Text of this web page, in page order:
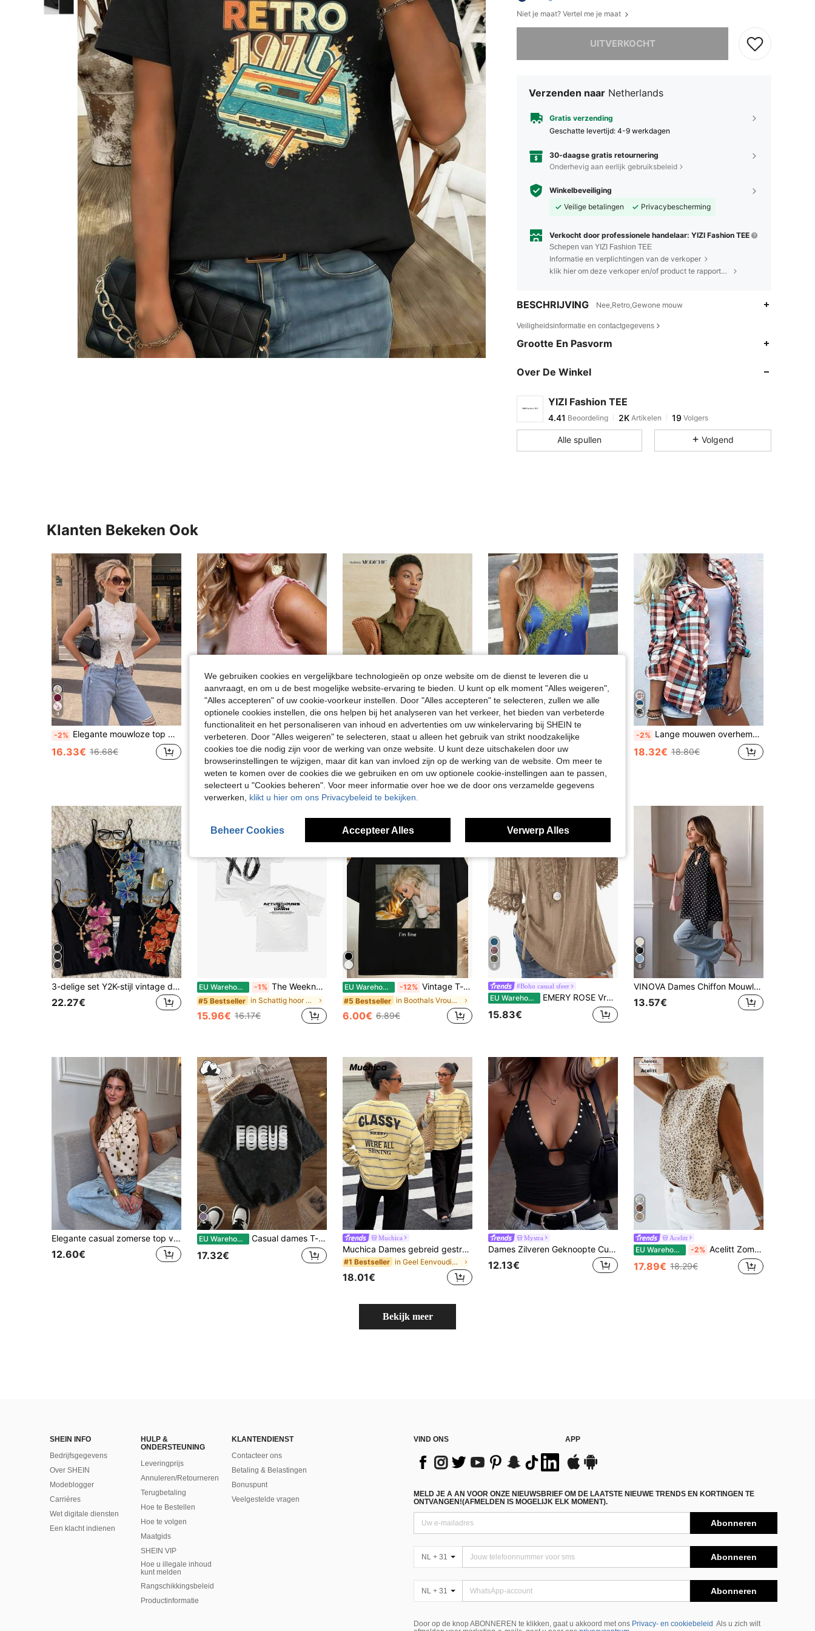
Niet je maat? Vertel me je maat
UITVERKOCHT
Sorry, dit product is uitverkocht.
Verzenden naar Netherlands
Gratis verzending
Geschatte levertijd: 4-9 werkdagen
30-daagse gratis retournering
Onderhevig aan eerlijk gebruiksbeleid
Winkelbeveiliging
Veilige betalingen
Privacybescherming
Verkocht door professionele handelaar: YIZI Fashion TEE
Schepen van YIZI Fashion TEE
Informatie en verplichtingen van de verkoper
klik hier om deze verkoper en/of product te rapporteren.
BESCHRIJVING Nee,Retro,Gewone mouw
Veiligheidsinformatie en contactgegevens
Grootte En Pasvorm
Over De Winkel
YIZI Fashion TEE
4.41
Beoordeling
e***egevolgd1 dag geleden
4.41 2K
19
4.41
Alle spullen Volgend
Klanten Bekeken Ook
4
-2% Elegante mouwloze top met knoopjes en boho-kant in effen kleur, opengewerkt, sexy cropped top met opengewerkt, semi-transparante details, Chinese cheongsam-kraag met knoopjes, casual cropped model met getailleerde snit, top voor bruiloften/uitgaan, witte zomertop
16.33€ 16.68€
15
Casual sexy mouwloze ronde hals gebreide top met pailletten voor dames, 2026 nieuwe mode elegante top
22 over
8.58€
11
#Vintage olijfgroen
EU Warehouse Aveloria Modichic Olijfgroen 3/4-mouw casual overhemd, relaxte pasvorm, klassieke kraag, comfortabel om te dragen
#1 Bestseller
in Doorzichtig Dagelijkse shirts
(1000+)
#1 Bestseller
in Doorzichtig Dagelijkse shirts
#1 Bestseller
in Doorzichtig Dagelijkse shirts
#1 Bestseller
in Doorzichtig Dagelijkse shirts
(1000+)
23.75€
11
11.87€
-2% Lange mouwen overhemd met ruitprint, omgeslagen kraag, knoopsluiting en voorzak, casual roze lente
18.32€ 18.80€
3-delige set Y2K-stijl vintage dames camisole met bloemenborduursel en pailletten, mouwloos, elegant voor uitjes, feestjes en zomerse vakanties.
22.27€
EU Warehouse -1% The Weekndd After Hours Til Dawn Tour Oversized Wit Unisex T-shirt, Dubbelzijdig bedrukt, Groot metallic XO-logo, Hart op de voorkant, Tourtitel, Lijst met steden op de achterkant, Streetwear Pop
#5 Bestseller in Schattig hoor Vrouwen T-shirts
15.96€ 16.17€
EU Warehouse -12% Vintage T-shirt in jaren 90-stijl met een grappige poppengezicht-meme, een verwassen effect en gemaakt van verschillende stoffen. Zomertop.
#5 Bestseller in Boothals Vrouwen Tops, Blouses & Tee
6.00€ 6.89€
8
#Boho casual sfeer
EU Warehouse EMERY ROSE Vrouwen effen korte mouw ruche detail casual blouse, alledaagse kleding
15.83€
6
VINOVA Dames Chiffon Mouwloze Top, Bohemian Stijl Zoete Polka Dot Casual Blouse, Schattige Zomeroutfit, Feest Nachtclub Vakantie Kleding
13.57€
Elegante casual zomerse top voor dames met polkadot, ruches en één schouder, geschikt voor feest, strandvakantie, verjaardag en uitstapjes
12.60€
EU Warehouse Casual dames T-shirt met Focus-letterprint, gewassen, ronde hals, korte mouwen, lente/zomer/herfst, zwart
17.32€
Muchica
Muchica Dames gebreid gestreept loshangend T-shirt met lange mouwen
#1 Bestseller in Geel Eenvoudige casual T-shirts
18.01€
Mystra
Dames Zilveren Geknoopte Cutout Halter Crop Top Zwart Dubbele Band Diepe V-hals Mouwloos Cami Top Zomer Rave Festival Feest Uitgaan Y2K Tanktop Casual
12.13€
Acelitt
EU Warehouse -2% Acelitt Zomerse mode: mouwloze tanktop met ronde hals en abrikooskleurige luipaardprint en strikdetail, casual voor vakantie.
17.89€ 18.29€
Bekijk meer
SHEIN INFO
Bedrijfsgegevens
Over SHEIN
Modeblogger
Carrières
Wet digitale diensten
Een klacht indienen
HULP &
ONDERSTEUNING
Leveringprijs
Annuleren/Retourneren
Terugbetaling
Hoe te Bestellen
Hoe te volgen
Maatgids
SHEIN VIP
Hoe u illegale inhoud
kunt melden
Rangschikkingsbeleid
​Productinformatie
KLANTENDIENST
Contacteer ons
Betaling & Belastingen
Bonuspunt
Veelgestelde vragen
VIND ONS APP
MELD JE A AN VOOR ONZE NIEUWSBRIEF OM DE LAATSTE NIEUWE TRENDS EN KORTINGEN TE
ONTVANGEN!(AFMELDEN IS MOGELIJK ELK MOMENT).
Abonneren
NL + 31 Abonneren
NL + 31 Abonneren
Door op de knop ABONNEREN te klikken, gaat u akkoord met ons Privacy- en cookiebeleid Als u zich wilt
We gebruiken cookies en vergelijkbare technologieën op onze website om de dienst te leveren die u
aanvraagt, en om u de best mogelijke website-ervaring te bieden. U kunt op elk moment "Alles weigeren",
"Alles accepteren" of uw cookie-voorkeur instellen. Door "Alles accepteren" te selecteren, zullen we alle
optionele cookies instellen, die ons helpen bij het analyseren van het verkeer, het bieden van verbeterde
functionaliteit en het personaliseren van inhoud en advertenties om uw winkelervaring bij SHEIN te
verbeteren. Door "Alles weigeren" te selecteren, staat u alleen het gebruik van strikt noodzakelijke
cookies toe die nodig zijn voor de werking van onze website. U kunt deze uitschakelen door uw
browserinstellingen te wijzigen, maar dit kan van invloed zijn op de werking van de website. Om meer te
weten te komen over de cookies die we gebruiken en om uw optionele cookie-instellingen aan te passen,
selecteert u "Cookies beheren". Voor meer informatie over hoe we de door ons verzamelde gegevens
verwerken, klikt u hier om ons Privacybeleid te bekijken.
Beheer Cookies Accepteer Alles Verwerp Alles